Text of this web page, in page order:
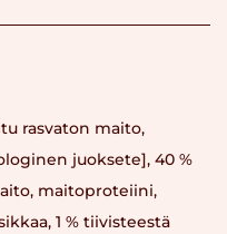
rasvaton maito,
juoksete], 40 %
maitoproteiini,
1 % tiivisteestä